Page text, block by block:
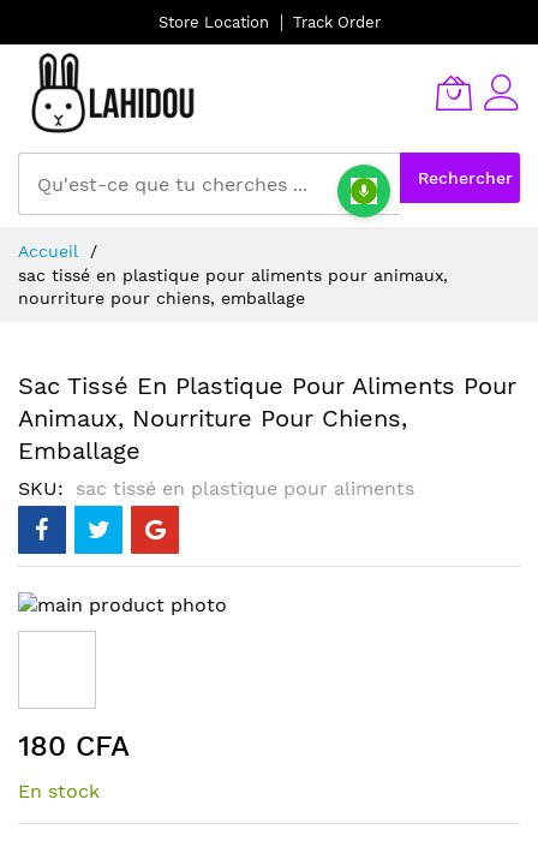
Store Location Track Order
Rechercher
au
contenu
Accueil
sac tissé en plastique pour aliments pour animaux,
nourriture pour chiens, emballage
Sac Tissé En Plastique Pour Aliments Pour
Animaux, Nourriture Pour Chiens,
Emballage
SKU sac tissé en plastique pour aliments
Skip
to
of
the
images
gallery
to
beginning
of
180 CFA
En stock